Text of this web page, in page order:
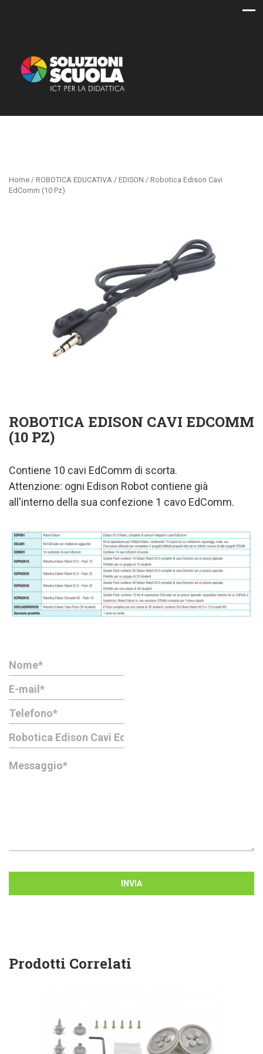
Home / ROBOTICA EDUCATIVA / EDISON / Robotica Edison Cavi
EdComm (10 Pz)
ROBOTICA EDISON CAVI EDCOMM
(10 PZ)
Contiene 10 cavi EdComm di scorta.
Attenzione: ogni Edison Robot contiene già
all'interno della sua confezione 1 cavo EdComm.
INVIA
Prodotti Correlati